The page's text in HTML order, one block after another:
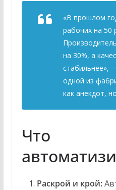
«В прошлом
рабочих на 50
на 30%, а
стабильнее»,
одной из
как анекдот,
Что
Раскрой и крой: